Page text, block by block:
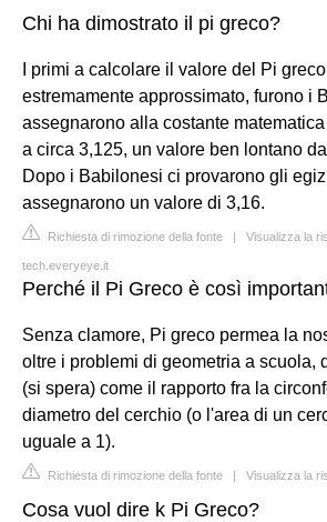
Chi ha dimostrato il pi greco?
I primi a calcolare il valore del Pi
estremamente approssimato, furono i
assegnarono alla costante
a circa 3,125, un valore ben lontano
Dopo i Babilonesi ci provarono gli
assegnarono un valore di 3,16.
Richiesta di rimozione della fonte | Visualizza la
tech.everyeye.it
Perché il Pi Greco è così
Senza clamore, Pi greco permea la
oltre i problemi di geometria a scuola,
(si spera) come il rapporto fra la
diametro del cerchio (o l'area di un
uguale a 1).
Richiesta di rimozione della fonte | Visualizza la
Cosa vuol dire k Pi Greco?